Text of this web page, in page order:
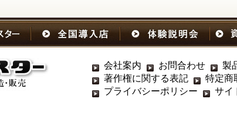
会社案内 お問合わせ 製
著作権に関する表記
特定商
プライバシーポリシー
サイ